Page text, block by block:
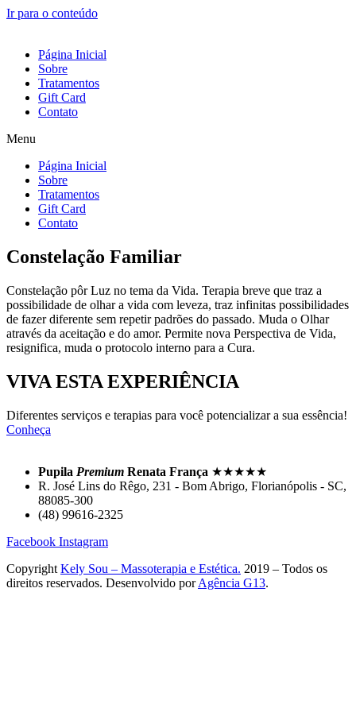
Ir para o conteúdo
Página Inicial
Sobre
Tratamentos
Gift Card
Contato
Menu
Página Inicial
Sobre
Tratamentos
Gift Card
Contato
Constelação Familiar
Constelação pôr Luz no tema da Vida. Terapia breve que traz a
possibilidade de olhar a vida com leveza, traz infinitas possibilidades
de fazer diferente sem repetir padrões do passado. Muda o Olhar
através da aceitação e do amor. Permite nova Perspectiva de Vida,
resignifica, muda o protocolo interno para a Cura.
VIVA ESTA EXPERIÊNCIA
Diferentes serviços e terapias para você potencializar a sua essência!
Conheça
Pupila Premium Renata França ★★★★★
R. José Lins do Rêgo, 231 - Bom Abrigo, Florianópolis - SC,
88085-300
(48) 99616-2325
Facebook Instagram
Copyright Kely Sou – Massoterapia e Estética. 2019 – Todos os
direitos reservados. Desenvolvido porAgência G13.